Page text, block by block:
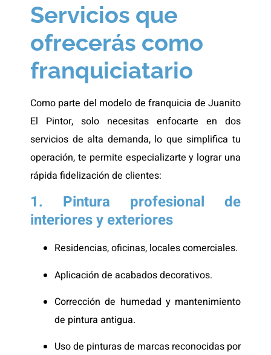
Servicios que
ofrecerás como
franquiciatario
Como parte del modelo de franquicia de Juanito
El Pintor, solo necesitas enfocarte en dos
servicios de alta demanda, lo que simplifica tu
operación, te permite especializarte y lograr una
rápida fidelización de clientes:
1. Pintura profesional de
interiores y exteriores
Residencias, oficinas, locales comerciales.
Aplicación de acabados decorativos.
Corrección de humedad y mantenimiento
de pintura antigua.
Uso de pinturas de marcas reconocidas por